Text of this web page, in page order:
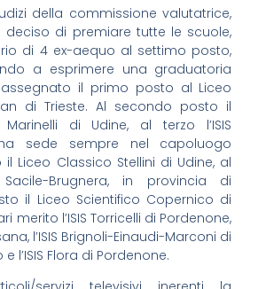
della commissione valutatrice,
di premiare tutte le scuole,
di 4 ex-aequo al settimo posto,
a esprimere una graduatoria
il primo posto al Liceo
di Trieste. Al secondo posto il
di Udine, al terzo l’ISIS
sede sempre nel capoluogo
Liceo Classico Stellini di Udine, al
Brugnera, in provincia di
il Liceo Scientifico Copernico di
merito l’ISIS Torricelli di Pordenone,
l’ISIS Brignoli-Einaudi-Marconi di
l’ISIS Flora di Pordenone.